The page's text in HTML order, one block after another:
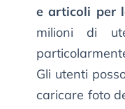
e articoli per
milioni di
Gli utenti
caricare foto